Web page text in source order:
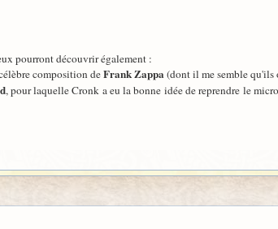
pourront découvrir également :
composition deFrank Zappa(dont il me semble qu'ils
, pour laquelle Cronk a eu la bonne idée de reprendre le